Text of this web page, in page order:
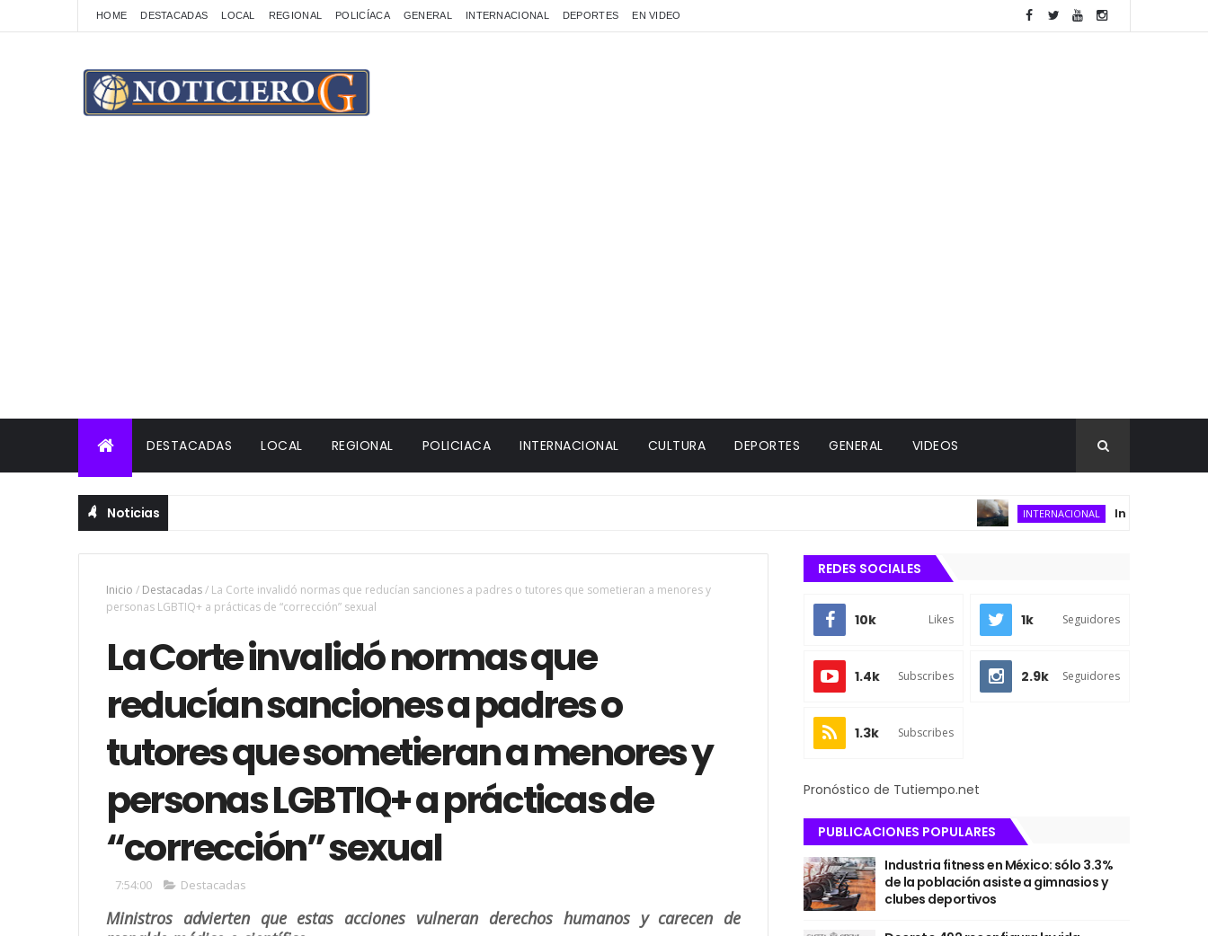
HOME DESTACADAS LOCAL REGIONAL POLICÍACA GENERAL INTERNACIONAL DEPORTES EN VIDEO
DESTACADAS LOCAL REGIONAL POLICIACA INTERNACIONAL CULTURA DEPORTES GENERAL VIDEOS
Noticias INTERNACIONAL Incendio forestal
Inicio / Destacadas/ La Corte invalidó normas que reducían sanciones a padres o tutores que sometieran a menores y
personas LGBTIQ+ a prácticas de “corrección” sexual
La Corte invalidó normas que
reducían sanciones a padres o
tutores que sometieran a menores y
personas LGBTIQ+ a prácticas de
“corrección” sexual
7:54:00 Destacadas
Ministros advierten que estas acciones vulneran derechos humanos y carecen de
REDES SOCIALES
10k Likes 1k Seguidores
1.4k Subscribes 2.9k Seguidores
1.3k Subscribes
Pronóstico de Tutiempo.net
PUBLICACIONES POPULARES
Industria fitness en México: sólo 3.3%
de la población asiste a gimnasios y
clubes deportivos